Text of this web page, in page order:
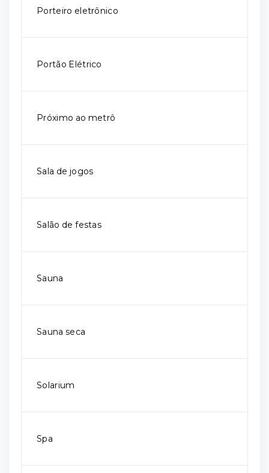
Porteiro eletrônico
Portão Elétrico
Próximo ao metrô
Sala de jogos
Salão de festas
Sauna
Sauna seca
Solarium
Spa